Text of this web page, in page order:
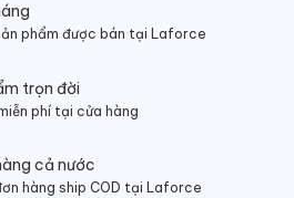
phẩm được bán tại Laforce
trọn đời
phí tại cửa hàng
cả nước
hàng ship COD tại Laforce